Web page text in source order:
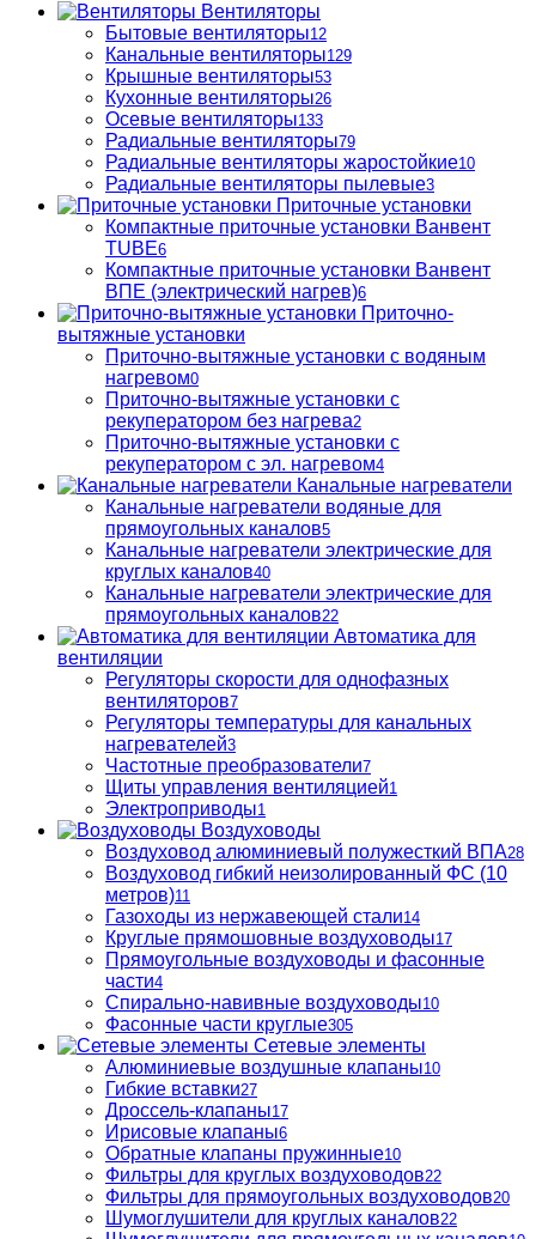
Вентиляторы
Бытовые вентиляторы12
Канальные вентиляторы129
Крышные вентиляторы53
Кухонные вентиляторы26
Осевые вентиляторы133
Радиальные вентиляторы79
Радиальные вентиляторы жаростойкие10
Радиальные вентиляторы пылевые3
Приточные установки
Компактные приточные установки Ванвент
TUBE6
Компактные приточные установки Ванвент
ВПЕ (электрический нагрев)6
Приточно-
вытяжные установки
Приточно-вытяжные установки с водяным
нагревом0
Приточно-вытяжные установки с
рекуператором без нагрева2
Приточно-вытяжные установки с
рекуператором с эл. нагревом4
Канальные нагреватели
Канальные нагреватели водяные для
прямоугольных каналов5
Канальные нагреватели электрические для
круглых каналов40
Канальные нагреватели электрические для
прямоугольных каналов22
Автоматика для
вентиляции
Регуляторы скорости для однофазных
вентиляторов7
Регуляторы температуры для канальных
нагревателей3
Частотные преобразователи7
Щиты управления вентиляцией1
Электроприводы1
Воздуховоды
Воздуховод алюминиевый полужесткий ВПА28
Воздуховод гибкий неизолированный ФС (10
метров)11
Газоходы из нержавеющей стали14
Круглые прямошовные воздуховоды17
Прямоугольные воздуховоды и фасонные
части4
Спирально-навивные воздуховоды10
Фасонные части круглые305
Сетевые элементы
Алюминиевые воздушные клапаны10
Гибкие вставки27
Дроссель-клапаны17
Ирисовые клапаны6
Обратные клапаны пружинные10
Фильтры для круглых воздуховодов22
Фильтры для прямоугольных воздуховодов20
Шумоглушители для круглых каналов22